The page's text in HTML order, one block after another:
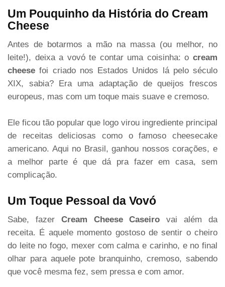
Um Pouquinho da História do Cream
Cheese
Antes de botarmos a mão na massa (ou melhor, no
leite!), deixa a vovó te contar uma coisinha: o cream
cheesefoi criado nos Estados Unidos lá pelo século
XIX, sabia? Era uma adaptação de queijos frescos
europeus, mas com um toque mais suave e cremoso.
Ele ficou tão popular que logo virou ingrediente principal
de receitas deliciosas como o famoso cheesecake
americano. Aqui no Brasil, ganhou nossos corações, e
a melhor parte é que dá pra fazer em casa, sem
complicação.
Um Toque Pessoal da Vovó
Sabe, fazer Cream Cheese Caseiro vai além da
receita. É aquele momento gostoso de sentir o cheiro
do leite no fogo, mexer com calma e carinho, e no final
olhar para aquele pote branquinho, cremoso, sabendo
que você mesma fez, sem pressa e com amor.